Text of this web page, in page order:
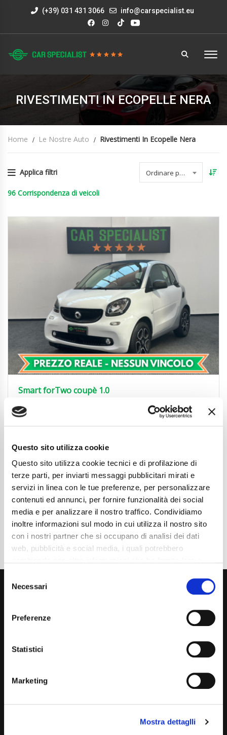
Questo sito utilizza cookie
Questo sito utilizza cookie tecnici e di profilazione di
terze parti, per inviarti messaggi pubblicitari mirati e
servizi in linea con le tue preferenze, per personalizzare
contenuti ed annunci, per fornire funzionalità dei social
media e per analizzare il nostro traffico. Condividiamo
inoltre informazioni sul modo in cui utilizza il nostro sito
con i nostri partner che si occupano di analisi dei dati
web, pubblicità e social media, i quali potrebbero
mera chiusura del banner non comporta l’accettazione
tutti” o selezionando le diverse categorie di cookies
Selection
Necessari
Preferenze
Statistici
Marketing
Mostra dettaglli
(+39) 031 431 3066 info@carspecialist.eu
RIVESTIMENTI IN ECOPELLE NERA
Home Le Nostre Auto Rivestimenti In Ecopelle Nera
Applica filtri Ordinare per data
96 Corrispondenza di veicoli
Smart forTwo coupè 1.0
11.850
Chilometraggio
Cambio
Automatico
Normativa Euro
Euro6
Dettaglio
Via Giuditta Pasta 2, Como (CO) 22100
info@carspecialist.eu
Dal Lunedì al Venerdì: 09:00 - 12:30 | 14:00 - 19:00